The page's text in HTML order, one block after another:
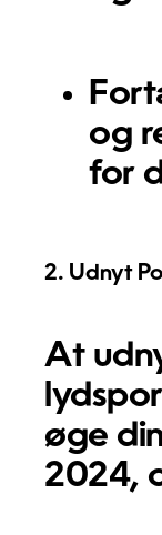
og
for
2. Udnyt
At
øge
2024,